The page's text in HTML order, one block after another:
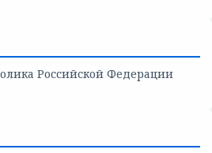
Российской Федерации